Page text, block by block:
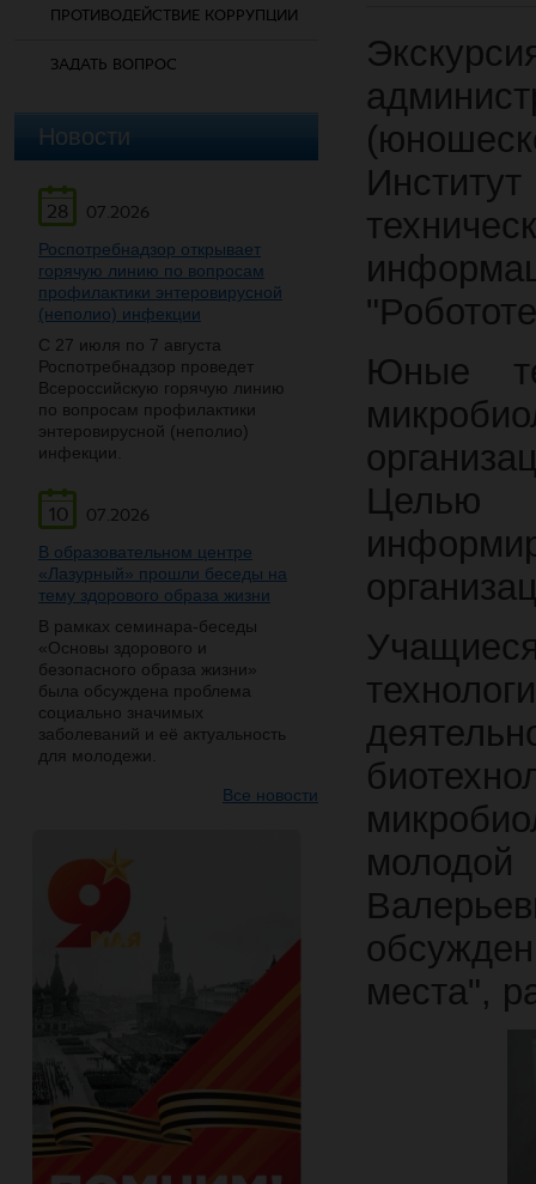
ПРОТИВОДЕЙСТВИЕ КОРРУПЦИИ
ЗАДАТЬ ВОПРОС
Новости
28
07.2026
Роспотребнадзор открывает
горячую линию по вопросам
профилактики энтеровирусной
(неполио) инфекции
С 27 июля по 7 августа
Роспотребнадзор проведет
Всероссийскую горячую линию
по вопросам профилактики
энтеровирусной (неполио)
инфекции.
10
07.2026
В образовательном центре
«Лазурный» прошли беседы на
тему здорового образа жизни
В рамках семинара-беседы
«Основы здорового и
безопасного образа жизни»
была обсуждена проблема
социально значимых
заболеваний и её актуальность
для молодежи.
Все новости
Юные
Целью
места",